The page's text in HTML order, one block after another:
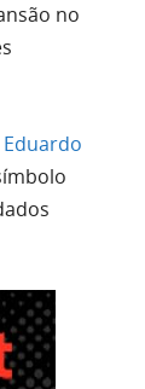
no